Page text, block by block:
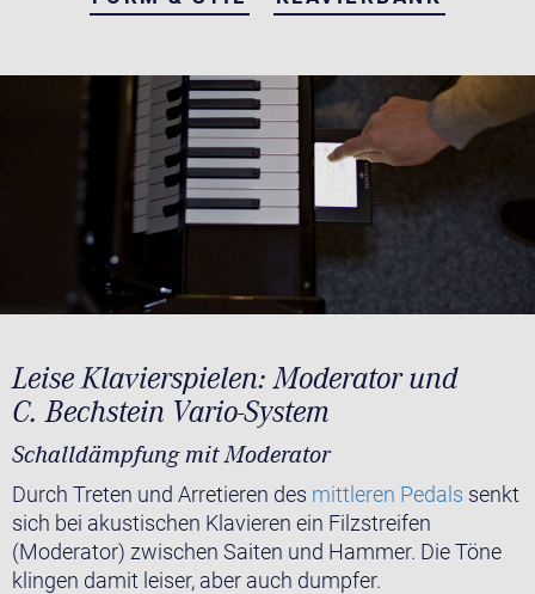
Leise Klavierspielen: Moderator und
C. Bechstein Vario-System
Schalldämpfung mit Moderator
Durch Treten und Arretieren des mittleren Pedals senkt
sich bei akustischen Klavieren ein Filzstreifen
(Moderator) zwischen Saiten und Hammer. Die Töne
klingen damit leiser, aber auch dumpfer.